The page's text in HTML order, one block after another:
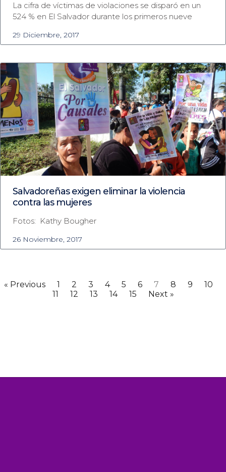
La cifra de víctimas de violaciones se disparó en un
524 % en El Salvador durante los primeros nueve
29 Diciembre, 2017
Salvadoreñas exigen eliminar la violencia
contra las mujeres
Fotos: Kathy Bougher
26 Noviembre, 2017
« Previous 1 2 3 4 5 6 7 8 9
10
11
12 13 14 15 Next »